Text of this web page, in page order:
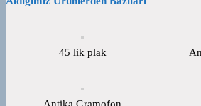
45 lik plak
Antika Gramofon